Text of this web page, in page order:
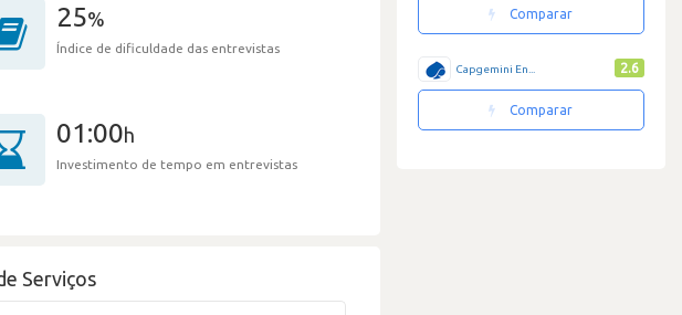
25%
Índice de dificuldade das entrevistas
01:00h
Investimento de tempo em entrevistas
Serviços
Comparar
Capgemini En... 2.6
Comparar